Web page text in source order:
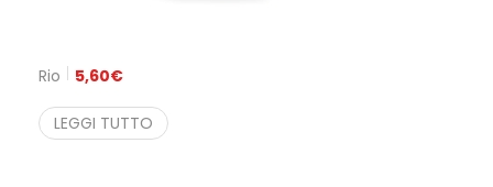
Rio 5,60€
LEGGI TUTTO